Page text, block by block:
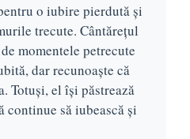
o iubire pierdută și
trecute. Cântărețul
momentele petrecute
dar recunoaște că
Totuși, el își păstrează
continue să iubească și